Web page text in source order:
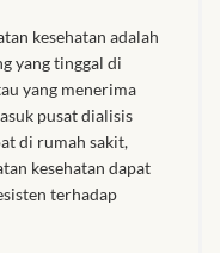
men’s Shirts
men’s Suits
men’s t-shirts
kesehatan adalah
yang tinggal di
yang menerima
pusat dialisis
di rumah sakit,
kesehatan dapat
terhadap